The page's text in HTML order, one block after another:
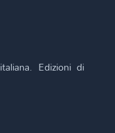
Edizioni di